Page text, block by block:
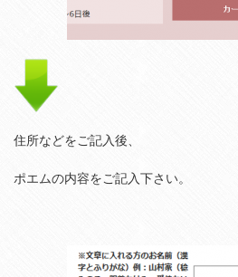
住所などをご記入後、
ポエムの内容をご記入下さい。